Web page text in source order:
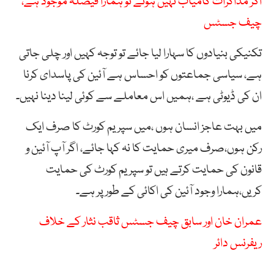
چیف جسٹس
تکنیکی بنیادوں کا سہارا لیا جائے تو توجہ کہیں اور چلی جاتی
ہے، سیاسی جماعتوں کو احساس ہے آئین کی پاسدای کرنا
ان کی ڈیوٹی ہے ،ہمیں اس معاملے سے کوئی لینا دینا نہیں۔
میں بہت عاجز انسان ہوں ،میں سپریم کورٹ کا صرف ایک
رکن ہوں،صرف میری حمایت کا نہ کہا جائے، اگر آپ آئین و
قانون کی حمایت کرتے ہیں تو سپریم کورٹ کی حمایت
کریں،ہمارا وجود آئین کی اکائی کے طور پر ہے۔
عمران خان اور سابق چیف جسٹس ثاقب نثار کے خلاف
ریفرنس دائر